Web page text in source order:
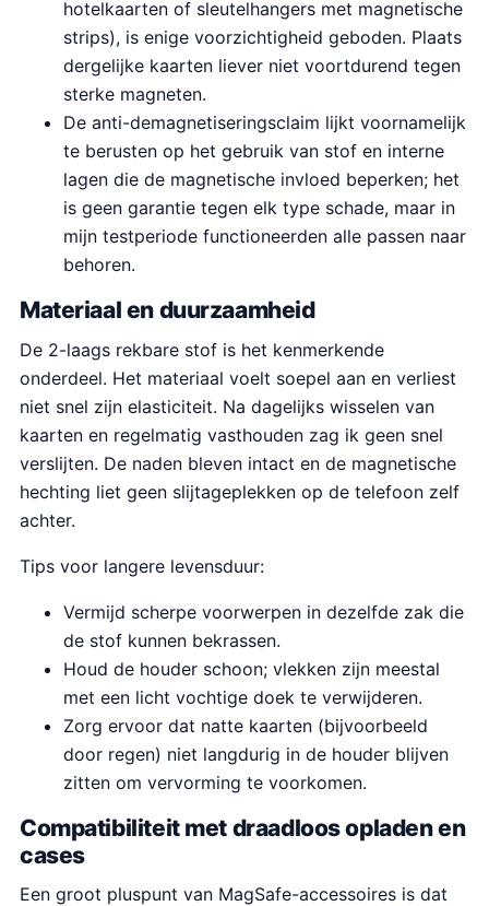
hotelkaarten of sleutelhangers met magnetische
strips), is enige voorzichtigheid geboden. Plaats
dergelijke kaarten liever niet voortdurend tegen
sterke magneten.
De anti-demagnetiseringsclaim lijkt voornamelijk
te berusten op het gebruik van stof en interne
lagen die de magnetische invloed beperken; het
is geen garantie tegen elk type schade, maar in
mijn testperiode functioneerden alle passen naar
behoren.
Materiaal en duurzaamheid
De 2-laags rekbare stof is het kenmerkende
onderdeel. Het materiaal voelt soepel aan en verliest
niet snel zijn elasticiteit. Na dagelijks wisselen van
kaarten en regelmatig vasthouden zag ik geen snel
verslijten. De naden bleven intact en de magnetische
hechting liet geen slijtageplekken op de telefoon zelf
achter.
Tips voor langere levensduur:
Vermijd scherpe voorwerpen in dezelfde zak die
de stof kunnen bekrassen.
Houd de houder schoon; vlekken zijn meestal
met een licht vochtige doek te verwijderen.
Zorg ervoor dat natte kaarten (bijvoorbeeld
door regen) niet langdurig in de houder blijven
zitten om vervorming te voorkomen.
Compatibiliteit met draadloos opladen en
cases
Een groot pluspunt van MagSafe-accessoires is dat